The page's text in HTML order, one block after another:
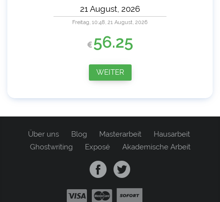
56.25
Freitag, 10:48, 21 August, 2026
WEITER
Über uns Blog Masterarbeit
Hausarbeit
Ghostwriting
Exposé Akademische Arbeit